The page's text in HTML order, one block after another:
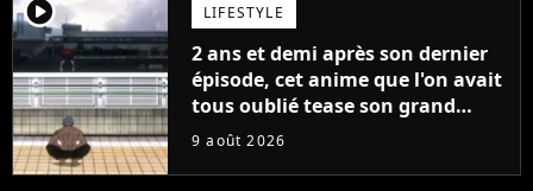
player2 LIFESTYLE
2 ans et demi après son dernier
épisode, cet anime que l'on avait
tous oublié tease son grand
retour
9 août 2026